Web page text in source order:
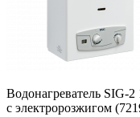
Водонагреватель SIG-
с электророзжигом